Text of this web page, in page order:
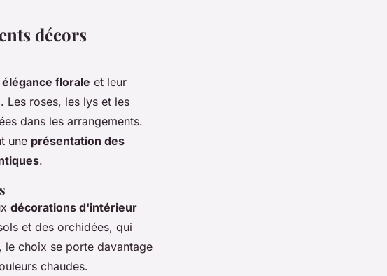
décors
élégance florale et leur
Les roses, les lys et les
dans les arrangements.
une présentation des
.
décorations d'intérieur
et des orchidées, qui
le choix se porte davantage
chaudes.